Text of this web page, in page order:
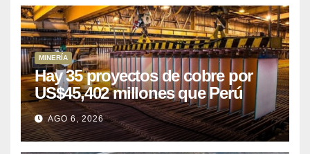
MINERÍA
Hay 35 proyectos de cobre por
US$45,402 millones que Perú
puede aprovechar
AGO 6, 2026